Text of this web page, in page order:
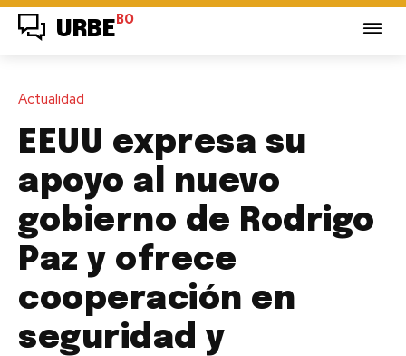
URBE BO
Actualidad
EEUU expresa su
apoyo al nuevo
gobierno de Rodrigo
Paz y ofrece
cooperación en
seguridad y